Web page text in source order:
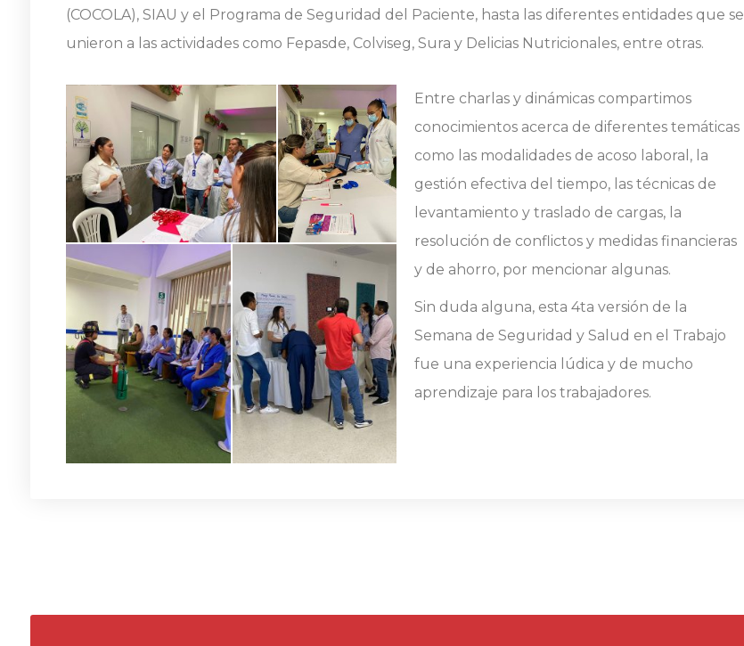
(COCOLA), SIAU y el Programa de Seguridad del Paciente, hasta las diferentes entidades que se
unieron a las actividades como Fepasde, Colviseg, Sura y Delicias Nutricionales, entre otras.
Entre charlas y dinámicas compartimos
conocimientos acerca de diferentes temáticas
como las modalidades de acoso laboral, la
gestión efectiva del tiempo, las técnicas de
levantamiento y traslado de cargas, la
resolución de conflictos y medidas financieras
y de ahorro, por mencionar algunas.
Sin duda alguna, esta 4ta versión de la
Semana de Seguridad y Salud en el Trabajo
fue una experiencia lúdica y de mucho
aprendizaje para los trabajadores.